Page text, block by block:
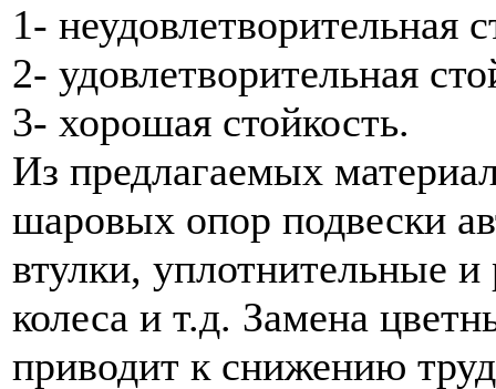
1- неудовлетворительная
2- удовлетворительная
3- хорошая стойкость.
Из предлагаемых
шаровых опор подвески
втулки, уплотнительные
колеса и т.д. Замена
приводит к снижению